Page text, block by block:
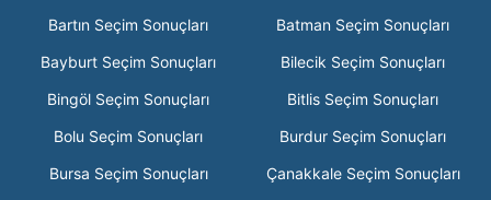
Bartın Seçim Sonuçları
Batman Seçim Sonuçları
Bayburt Seçim Sonuçları
Bilecik Seçim Sonuçları
Bingöl Seçim Sonuçları
Bitlis Seçim Sonuçları
Bolu Seçim Sonuçları
Burdur Seçim Sonuçları
Bursa Seçim Sonuçları
Çanakkale Seçim Sonuçları